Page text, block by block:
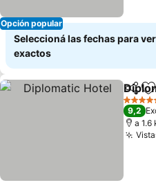
Opción popular
Seleccioná las fechas para
exactos
5
9,2
a 1.6